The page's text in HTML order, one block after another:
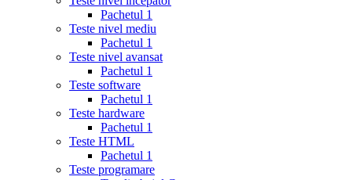
Pachetul 1
Teste nivel mediu
Pachetul 1
Teste nivel avansat
Pachetul 1
Teste software
Pachetul 1
Teste hardware
Pachetul 1
Teste HTML
Pachetul 1
Teste programare